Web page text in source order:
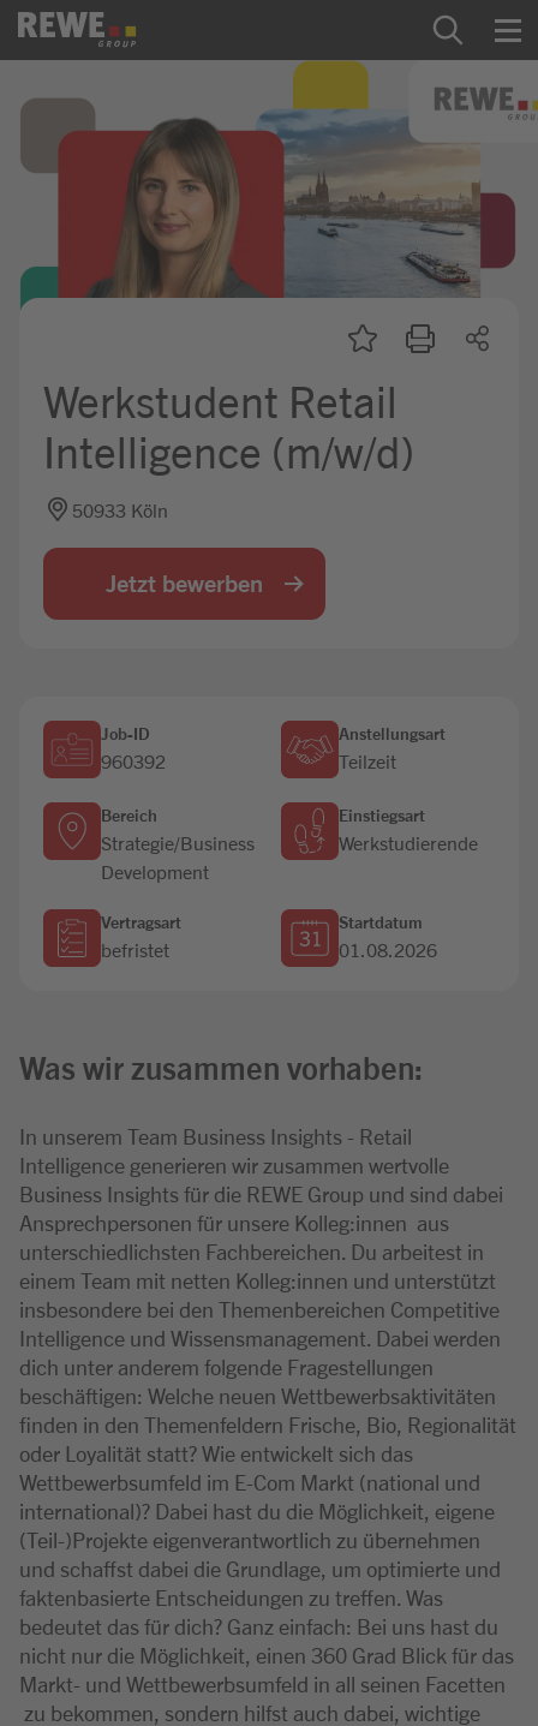
Zum Inhalt springen
Startseite
REWE Group als Arbeitgeber
Ausbildung & Studium
Praktikum & Werkstudium
Mein Kandidat:innenprofil
Werkstudent Retail
Intelligence (m/w/d)
50933 Köln
Jetzt bewerben
Job-ID
960392
Anstellungsart
Teilzeit
Bereich
Strategie/Business
Development
Einstiegsart
Werkstudierende
Vertragsart
befristet
Startdatum
01.08.2026
Was wir zusammen vorhaben:
In unserem Team Business Insights - Retail
Intelligence generieren wir zusammen wertvolle
Business Insights für die REWE Group und sind dabei
Ansprechpersonen für unsere Kolleg:innen aus
unterschiedlichsten Fachbereichen. Du arbeitest in
einem Team mit netten Kolleg:innen und unterstützt
insbesondere bei den Themenbereichen Competitive
Intelligence und Wissensmanagement. Dabei werden
dich unter anderem folgende Fragestellungen
beschäftigen: Welche neuen Wettbewerbsaktivitäten
finden in den Themenfeldern Frische, Bio, Regionalität
oder Loyalität statt? Wie entwickelt sich das
Wettbewerbsumfeld im E-Com Markt (national und
international)? Dabei hast du die Möglichkeit, eigene
(Teil-)Projekte eigenverantwortlich zu übernehmen
und schaffst dabei die Grundlage, um optimierte und
faktenbasierte Entscheidungen zu treffen. Was
bedeutet das für dich? Ganz einfach: Bei uns hast du
nicht nur die Möglichkeit, einen 360 Grad Blick für das
Markt- und Wettbewerbsumfeld in all seinen Facetten
zu bekommen, sondern hilfst auch dabei, wichtige